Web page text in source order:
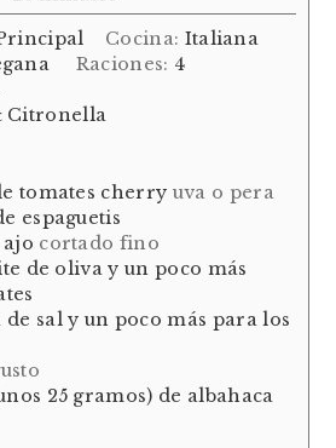
Cocina: Italiana
Raciones: 4
Citronella
tomates cherry uva o pera
espaguetis
ajo cortado fino
de oliva y un poco más
de sal y un poco más para los
25 gramos) de albahaca